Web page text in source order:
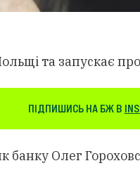
та запускає
ПІДПИШИСЬ НА БЖ В
банку Олег